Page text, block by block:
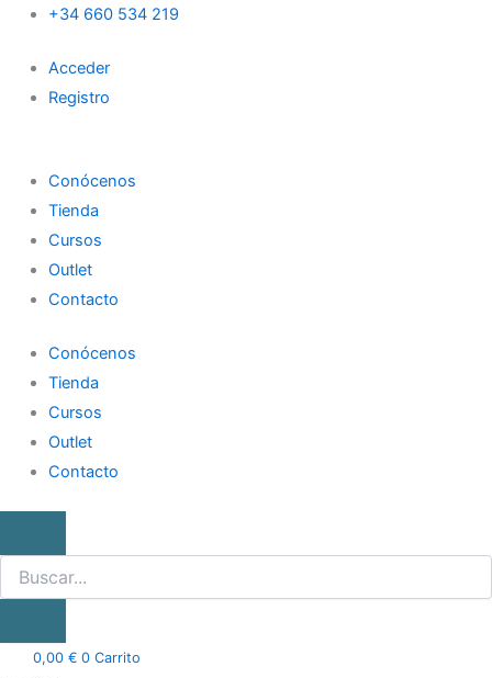
contenido
+34 660 534 219
Acceder
Registro
Conócenos
Tienda
Cursos
Outlet
Contacto
Conócenos
Tienda
Cursos
Outlet
Contacto
Search
0,00 € 0 Carrito
Lampara
cantidad